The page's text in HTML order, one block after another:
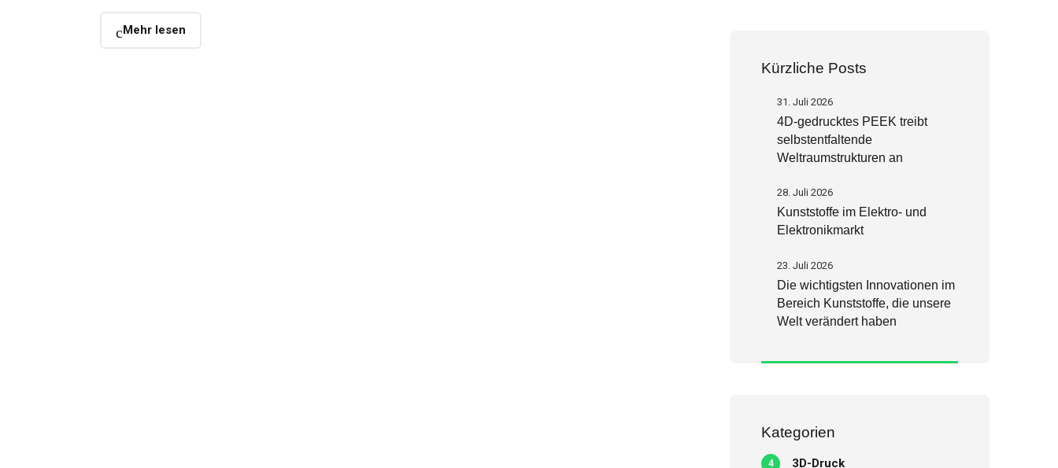
Mehr lesen
Kürzliche Posts
31. Juli 2026
4D-gedrucktes PEEK treibt
selbstentfaltende
Weltraumstrukturen an
28. Juli 2026
Kunststoffe im Elektro- und
Elektronikmarkt
23. Juli 2026
Die wichtigsten Innovationen im
Bereich Kunststoffe, die unsere
Welt verändert haben
Kategorien
3D-Druck
4